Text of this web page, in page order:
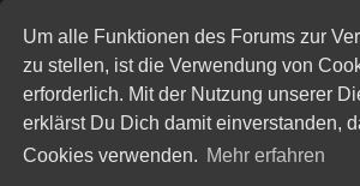
Um alle Funktionen des Forums zur
zu stellen, ist die Verwendung von
erforderlich. Mit der Nutzung unserer
erklärst Du Dich damit einverstanden,
Cookies verwenden. Mehr erfahren